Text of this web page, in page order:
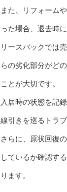
また、リフォーム
った場合、退去時
リースバックでは
らの劣化部分がど
ことが大切です。
入居時の状態を記
線引きを巡るトラ
さらに、原状回復
しているか確認す
ります。